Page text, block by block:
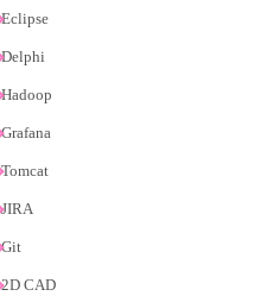
Eclipse
Delphi
Hadoop
Grafana
Tomcat
JIRA
Git
2D CAD